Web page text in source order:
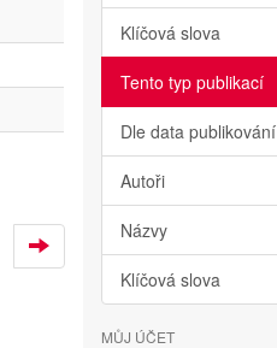
Klíčová slova
Tento typ publikací
Dle data publikování
Autoři
Názvy
Klíčová slova
MŮJ ÚČET